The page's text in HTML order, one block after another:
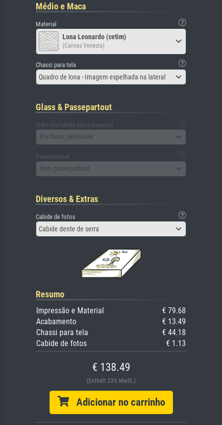
Médio e Maca
Material
Lona Leonardo (cetim)
(Canvas Venezia)
Chassi para tela
Quadro de lona - Imagem espelhada na lateral
Glass & Passepartout
Vidro (incluindo placa traseira)
Por favor, selecione
Passepartout
Sem passepartout
Diversos & Extras
Cabide de fotos
Cabide dente de serra
Resumo
Impressão e Material
€ 79.68
Acabamento
€ 13.49
Chassi para tela
€ 44.18
Cabide de fotos
€ 1.13
€ 138.49
(Enthält 23% MwSt.)
Adicionar no carrinho